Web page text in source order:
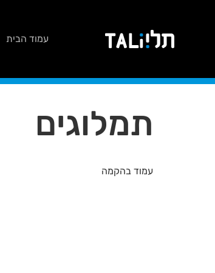
עמוד הבית
תמלוגים
עמוד בהקמה